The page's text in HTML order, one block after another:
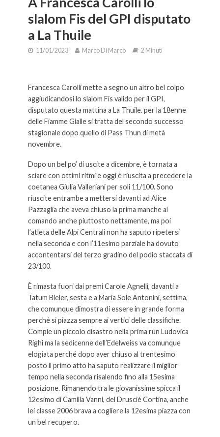
slalom Fis del GPI disputato
a La Thuile
11/01/2023 Marco Di Marco 2 Minuti
Francesca Carolli mette a segno un altro bel colpo
aggiudicandosi lo slalom Fis valido per il GPI,
disputato questa mattina a La Thuile. per la 18enne
delle Fiamme Gialle si tratta del secondo successo
stagionale dopo quello di Pass Thun di metà
novembre.
Dopo un bel po’ di uscite a dicembre, è tornata a
sciare con ottimi ritmi e oggi è riuscita a precedere la
coetanea Giulia Valleriani per soli 11/100. Sono
riuscite entrambe a mettersi davanti ad Alice
Pazzaglia che aveva chiuso la prima manche al
comando anche piuttosto nettamente, ma poi
l’atleta delle Alpi Centrali non ha saputo ripetersi
nella seconda e con l’11esimo parziale ha dovuto
accontentarsi del terzo gradino del podio staccata di
23/100.
È rimasta fuori dai premi Carole Agnelli, davanti a
Tatum Bieler, sesta e a Maria Sole Antonini, settima,
che comunque dimostra di essere in grande forma
perché si piazza sempre ai vertici delle classifiche.
Compie un piccolo disastro nella prima run Ludovica
Righi ma la sedicenne dell’Edelweiss va comunque
elogiata perché dopo aver chiuso al trentesimo
posto il primo atto ha saputo realizzare il miglior
tempo nella seconda risalendo fino alla 15esima
posizione. Rimanendo tra le giovanissime spicca il
12esimo di Camilla Vanni, del Druscié Cortina, anche
lei classe 2006 brava a cogliere la 12esima piazza con
un bel recupero.